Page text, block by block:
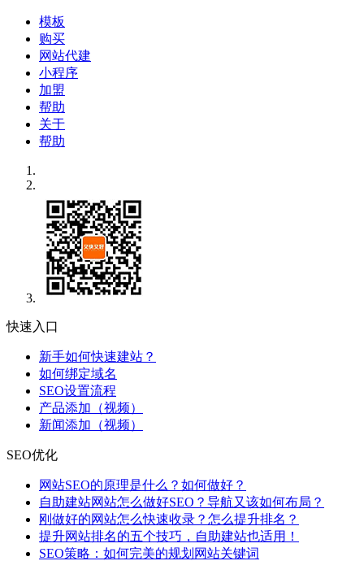
模板
购买
网站代建
小程序
加盟
帮助
关于
帮助
快速入口
新手如何快速建站？
如何绑定域名
SEO设置流程
产品添加（视频）
新闻添加（视频）
SEO优化
网站SEO的原理是什么？如何做好？
自助建站网站怎么做好SEO？导航又该如何布局？
刚做好的网站怎么快速收录？怎么提升排名？
提升网站排名的五个技巧，自助建站也适用！
SEO策略：如何完美的规划网站关键词